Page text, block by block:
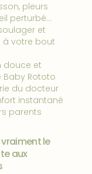
pleurs
perturbé…
et
à votre bout
douce et
Baby Rototo
du docteur
instantané
parents
le
aux